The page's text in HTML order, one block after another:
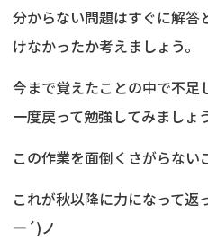
分からない問題はすぐに解答
けなかったか考えましょう。
今まで覚えたことの中で不足
一度戻って勉強してみましょ
この作業を面倒くさがらない
これが秋以降に力になって返
―´)ノ